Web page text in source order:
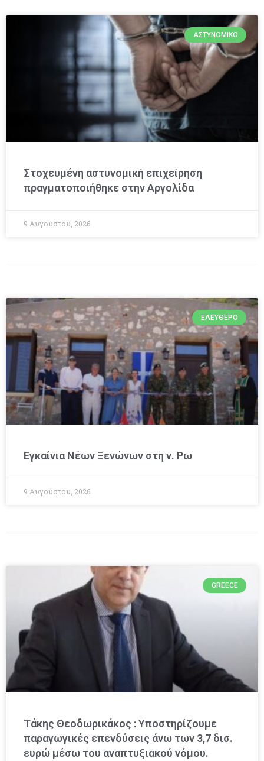
ΑΣΤΥΝΟΜΙΚΌ
Στοχευμένη αστυνομική επιχείρηση
πραγματοποιήθηκε στην Αργολίδα
9 Αυγούστου, 2026
ΕΛΕΎΘΕΡΟ
Εγκαίνια Νέων Ξενώνων στη ν. Ρω
9 Αυγούστου, 2026
GREECE
Τάκης Θεοδωρικάκος : Υποστηρίζουμε
παραγωγικές επενδύσεις άνω των 3,7 δισ.
ευρώ μέσω του αναπτυξιακού νόμου.